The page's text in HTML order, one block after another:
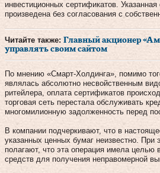
инвестиционных сертификатов.
произведена без согласования с
Читайте также: Главный акционер
управлять своим сайтом
По мнению «Смарт-Холдинга», помимо
являлась абсолютно несвойственным
ритейлера, оплата сертификатов
торговая сеть перестала обслуживать
многомилионную задолженность перед
В компании подчеркивают, что в
указанных ценных бумаг неизвестно. При
полагают, что эта операция имела целью
средств для получения неправомерной